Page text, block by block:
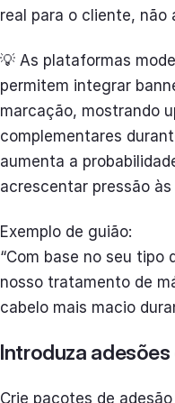
real para o cliente, não
💡 As plataformas
permitem integrar
marcação, mostrando
complementares
aumenta a
acrescentar pressão
Exemplo de guião:
“Com base no seu tipo
nosso tratamento de
cabelo mais macio
Introduza
Crie pacotes de